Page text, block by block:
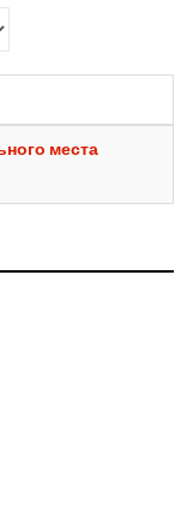
места